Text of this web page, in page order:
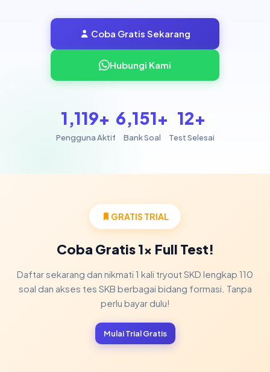
Coba Gratis Sekarang
Hubungi Kami
1,119+
Pengguna Aktif
6,151+
Bank Soal
12+
Test Selesai
GRATIS TRIAL
Coba Gratis 1x Full Test!
Daftar sekarang dan nikmati 1 kali tryout SKD lengkap 110
soal dan akses tes SKB berbagai bidang formasi. Tanpa
perlu bayar dulu!
Mulai Trial Gratis